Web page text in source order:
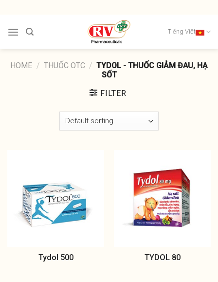
content
Tiếng Việt
HOME / THUỐC OTC / TYDOL - THUỐC GIẢM ĐAU, HẠ
SỐT
FILTER
Tydol 500 TYDOL 80